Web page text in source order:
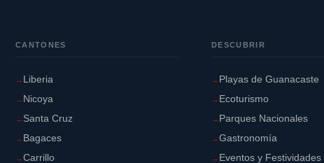
CANTONES
Liberia
Nicoya
Santa Cruz
Bagaces
Carrillo
DESCUBRIR
Playas de Guanacaste
Ecoturismo
Parques Nacionales
Gastronomía
Eventos y Festividades